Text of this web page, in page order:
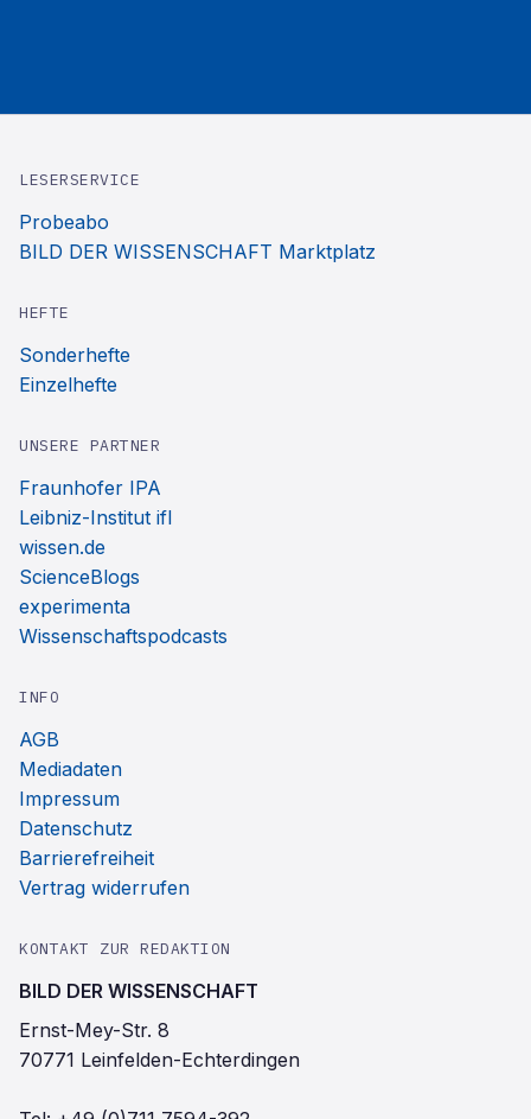
LESERSERVICE
Probeabo
BILD DER WISSENSCHAFT Marktplatz
HEFTE
Sonderhefte
Einzelhefte
UNSERE PARTNER
Fraunhofer IPA
Leibniz-Institut ifl
wissen.de
ScienceBlogs
experimenta
Wissenschaftspodcasts
INFO
AGB
Mediadaten
Impressum
Datenschutz
Barrierefreiheit
Vertrag widerrufen
KONTAKT ZUR REDAKTION
BILD DER WISSENSCHAFT
Ernst-Mey-Str. 8
70771 Leinfelden-Echterdingen